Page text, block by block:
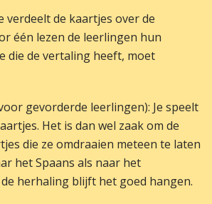
verdeelt de kaartjes over de
één lezen de leerlingen hun
die de vertaling heeft, moet
gevorderde leerlingen): Je speelt
Het is dan wel zaak om de
die ze omdraaien meteen te laten
het Spaans als naar het
herhaling blijft het goed hangen.